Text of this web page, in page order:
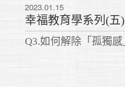
2023.01.15
幸福教育學系列(五
Q3.如何解除「孤獨感